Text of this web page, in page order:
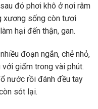
đó phơi khô ở nơi râm
xương sống còn tươi
hại đến thận, gan.
đoạn ngắn, chẻ nhỏ,
giấm trong vài phút.
nước rồi đánh đều tay
sót lại.